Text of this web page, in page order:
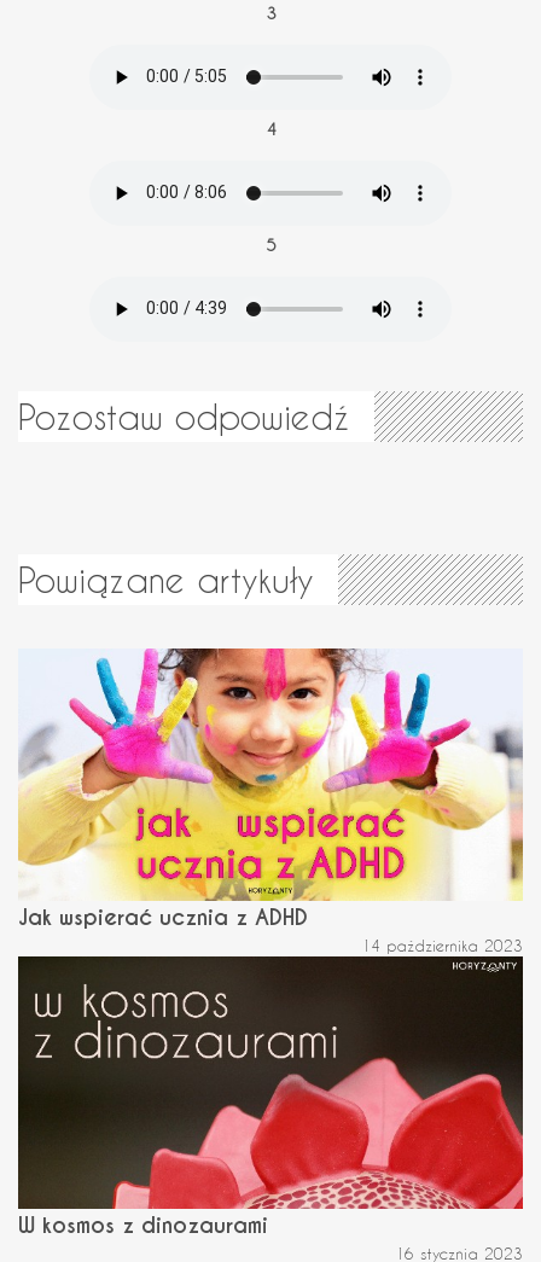
3
4
5
Pozostaw odpowiedź
Powiązane artykuły
Jak wspierać ucznia z ADHD
14 października 2023
W kosmos z dinozaurami
16 stycznia 2023